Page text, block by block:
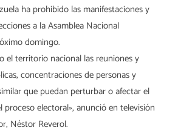
ha prohibido las manifestaciones y
a la Asamblea Nacional
domingo.
el territorio nacional las reuniones y
concentraciones de personas y
que puedan perturbar o afectar el
proceso electoral», anunció en televisión
Néstor Reverol.